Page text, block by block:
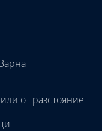
от разстояние